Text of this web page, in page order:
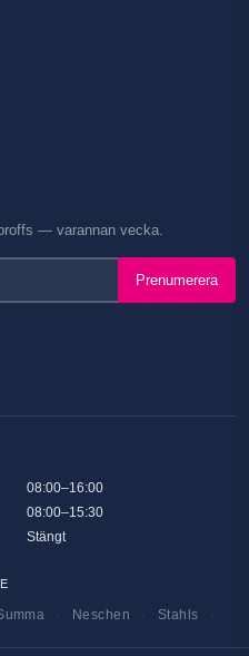
— varannan vecka.
Prenumerera
08:00–16:00
08:00–15:30
Stängt
Neschen Stahls